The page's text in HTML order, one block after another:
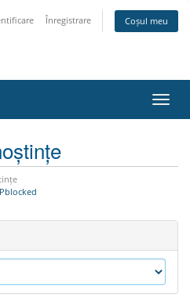
Înregistrare Coșul meu